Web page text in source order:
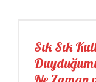
Sık Sık